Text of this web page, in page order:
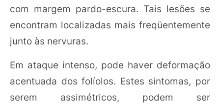
com margem pardo-escura. Tais lesões se
encontram localizadas mais freqüentemente
junto às nervuras.
Em ataque intenso, pode haver deformação
acentuada dos folíolos. Estes sintomas, por
serem assimétricos, podem ser